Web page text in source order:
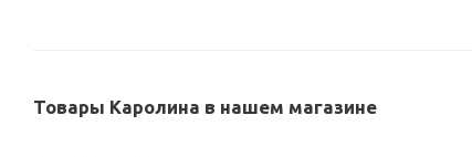
Товары Каролина в нашем магазине